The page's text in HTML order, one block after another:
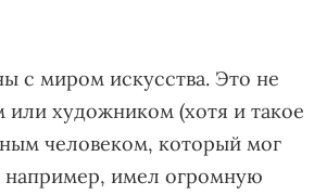
с миром искусства. Это не
художником (хотя и такое
человеком, который мог
например, имел огромную